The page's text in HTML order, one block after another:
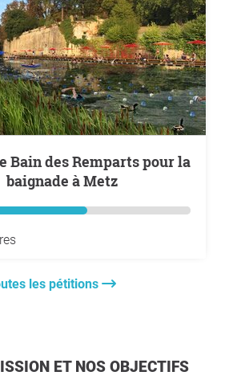
baignade à Metz
les pétitions
ET NOS OBJECTIFS